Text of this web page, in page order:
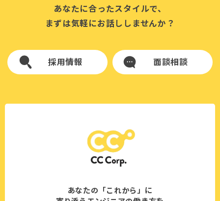
あなたに合ったスタイルで、
まずは気軽にお話ししませんか？
採用情報 面談相談
あなたの「これから」に